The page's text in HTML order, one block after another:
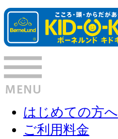
はじめての方へ
ご利用料金